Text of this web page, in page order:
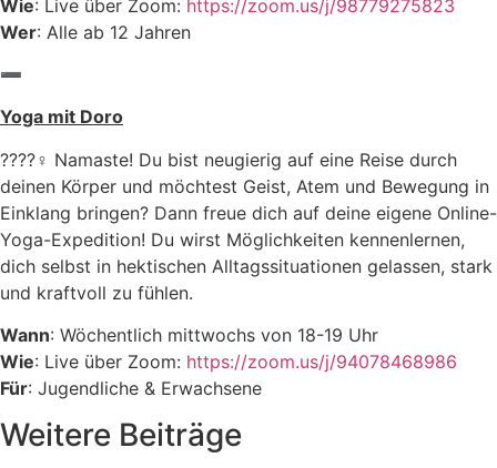
Wie: Live über Zoom: https://zoom.us/j/98779275823
Wer: Alle ab 12 Jahren
➖
Yoga mit Doro
????‍♀️ Namaste! Du bist neugierig auf eine Reise durch
deinen Körper und möchtest Geist, Atem und Bewegung in
Einklang bringen? Dann freue dich auf deine eigene Online-
Yoga-Expedition! Du wirst Möglichkeiten kennenlernen,
dich selbst in hektischen Alltagssituationen gelassen, stark
und kraftvoll zu fühlen.
Wann: Wöchentlich mittwochs von 18-19 Uhr
Wie: Live über Zoom: https://zoom.us/j/94078468986
Für: Jugendliche & Erwachsene
Weitere Beiträge